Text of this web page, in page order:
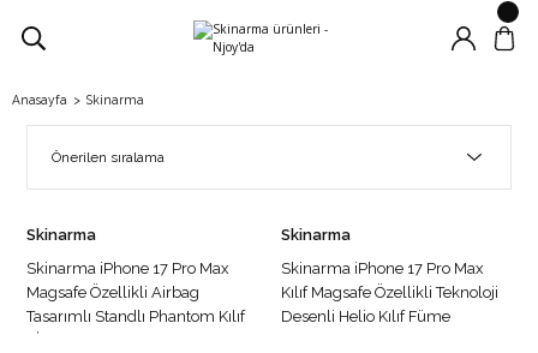
Anasayfa Skinarma
Skinarma
Skinarma iPhone 17 Pro Max
Magsafe Özellikli Airbag
Tasarımlı Standlı Phantom Kılıf
Skinarma
Skinarma iPhone 17 Pro Max
Kılıf Magsafe Özellikli Teknoloji
Desenli Helio Kılıf Füme